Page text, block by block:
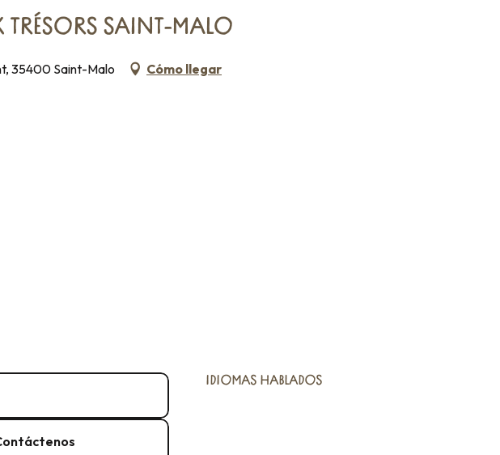
SAINT-MALO
35400 Saint-Malo Cómo llegar
IDIOMAS HABLADOS
IDIOMAS HABLADOS